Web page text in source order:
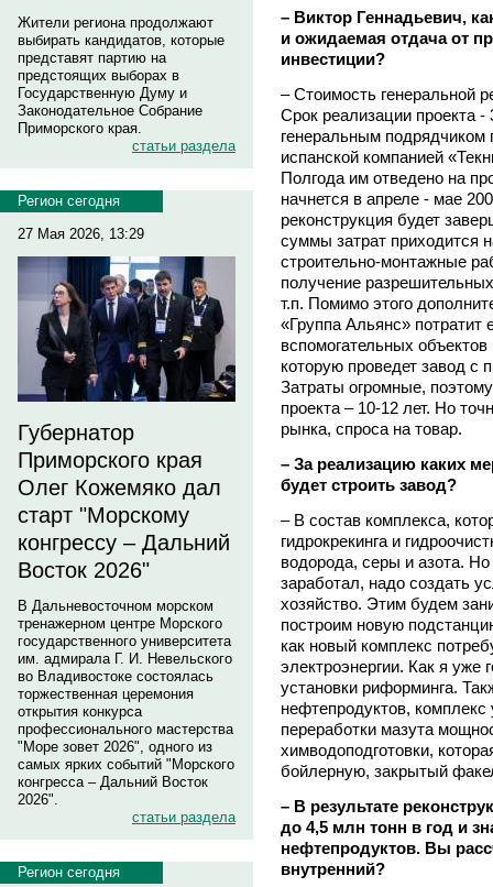
Жители региона продолжают
выбирать кандидатов, которые
представят партию на
предстоящих выборах в
Государственную Думу и
Законодательное Собрание
Приморского края.
статьи раздела
Регион сегодня
27 Мая 2026, 13:29
Губернатор
Приморского края
Олег Кожемяко дал
старт "Морскому
конгрессу – Дальний
Восток 2026"
В Дальневосточном морском
тренажерном центре Морского
государственного университета
им. адмирала Г. И. Невельского
во Владивостоке состоялась
торжественная церемония
открытия конкурса
профессионального мастерства
"Море зовет 2026", одного из
самых ярких событий "Морского
конгресса – Дальний Восток
2026".
статьи раздела
Регион сегодня
– Виктор Геннадьевич,
и ожидаемая отдача от
инвестиции?
– Стоимость генеральной
Срок реализации проекта -
генеральным подрядчиком
испанской компанией
Полгода им отведено на
начнется в апреле - мае
реконструкция будет
суммы затрат приходится
строительно-монтажные
получение
т.п. Помимо этого
«Группа Альянс»
вспомогательных
которую проведет завод с
Затраты огромные,
проекта – 10-12 лет. Но
рынка, спроса на товар.
– За реализацию каких
будет строить завод?
– В состав комплекса,
гидрокрекинга и
водорода, серы и азота.
заработал, надо создать
хозяйство. Этим будем
построим новую
как новый комплекс
электроэнергии. Как я уже
установки риформинга.
нефтепродуктов, комплекс
переработки мазута
химводоподготовки,
бойлерную, закрытый
– В результате
до 4,5 млн тонн в год и
нефтепродуктов. Вы
внутренний?